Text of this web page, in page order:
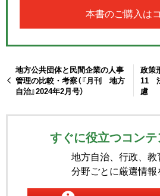
本書のご購入は
地方公共団体と民間企業の人事
管理の比較・考察（『月刊 地方
自治』2024年2月号）
政策
11
慮
すぐに役立つコンテ
地方自治、行政、教
分野ごとに厳選情報